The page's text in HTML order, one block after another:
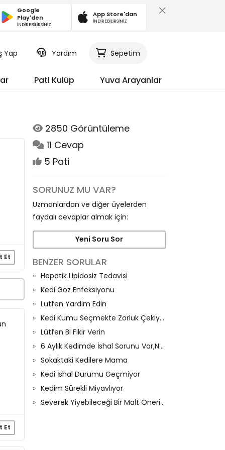
Google
Play'den
İNDİREBİLİRSİNİZ
App Store'dan
İNDİREBİLİRSİNİZ
Yap Yardım Sepetim
Pati Kulüp Yuva Arayanlar
Et
Et
2850 Görüntüleme
11 Cevap
5 Pati
SORUNUZ MU VAR?
Uzmanlardan ve diğer üyelerden
faydalı cevaplar almak için:
Yeni Soru Sor
BENZER SORULAR
Hepatik Lipidosiz Tedavisi
Kedi Goz Enfeksiyonu
Lutfen Yardim Edin
Kedi Kumu Seçmekte Zorluk Çekiyorum
Lütfen Bi Fikir Verin
6 Aylık Kedimde İshal Sorunu Var,Neden Olur?
Sokaktaki Kedilere Mama
Kedi İshal Durumu Geçmiyor
Kedim Sürekli Miyavlıyor
Severek Yiyebileceği Bir Malt Önerisi Olan Var Mı